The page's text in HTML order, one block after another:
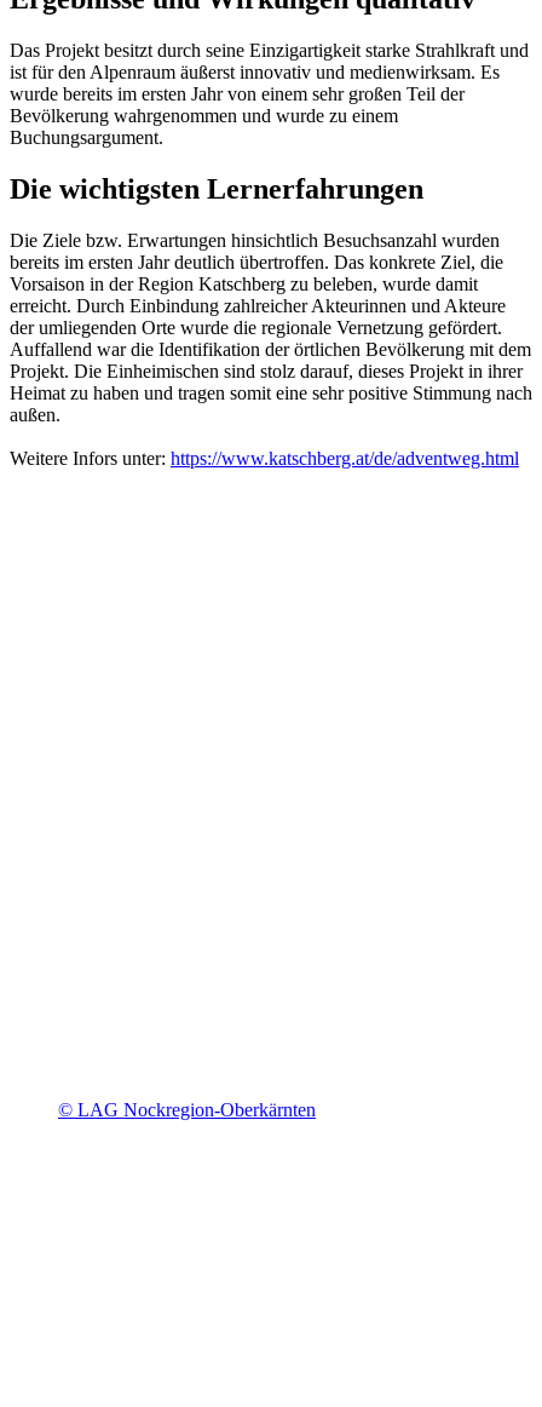
Das Projekt besitzt durch seine Einzigartigkeit starke Strahlkraft und
ist für den Alpenraum äußerst innovativ und medienwirksam. Es
wurde bereits im ersten Jahr von einem sehr großen Teil der
Bevölkerung wahrgenommen und wurde zu einem
Buchungsargument.
Die wichtigsten Lernerfahrungen
Die Ziele bzw. Erwartungen hinsichtlich Besuchsanzahl wurden
bereits im ersten Jahr deutlich übertroffen. Das konkrete Ziel, die
Vorsaison in der Region Katschberg zu beleben, wurde damit
erreicht. Durch Einbindung zahlreicher Akteurinnen und Akteure
der umliegenden Orte wurde die regionale Vernetzung gefördert.
Auffallend war die Identifikation der örtlichen Bevölkerung mit dem
Projekt. Die Einheimischen sind stolz darauf, dieses Projekt in ihrer
Heimat zu haben und tragen somit eine sehr positive Stimmung nach
außen.
Weitere Infors unter: https://www.katschberg.at/de/adventweg.html
© LAG Nockregion-Oberkärnten